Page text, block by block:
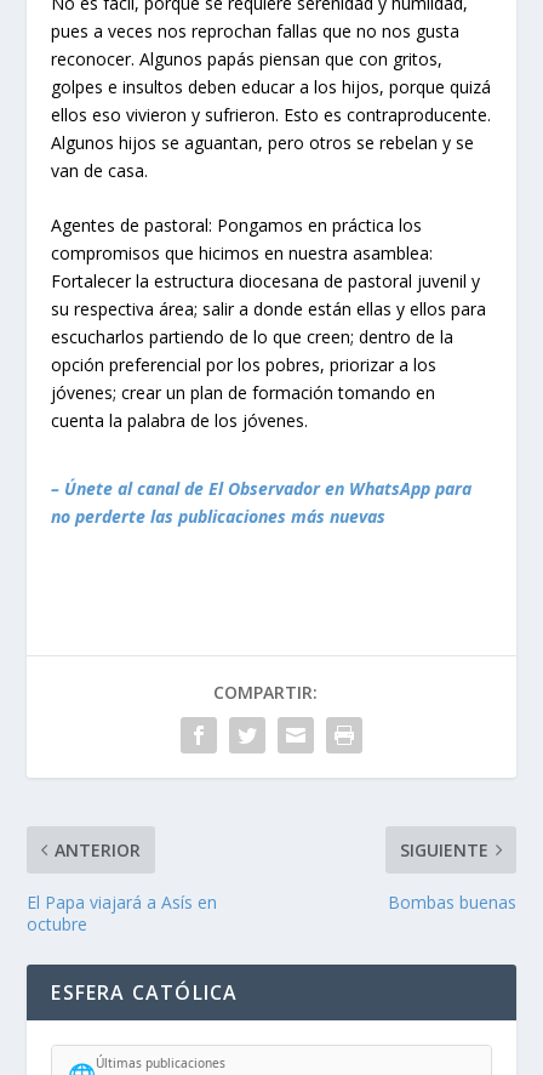
pues a veces nos reprochan fallas que no nos gusta
reconocer. Algunos papás piensan que con gritos,
golpes e insultos deben educar a los hijos, porque quizá
ellos eso vivieron y sufrieron. Esto es contraproducente.
Algunos hijos se aguantan, pero otros se rebelan y se
van de casa.
Agentes de pastoral: Pongamos en práctica los
compromisos que hicimos en nuestra asamblea:
Fortalecer la estructura diocesana de pastoral juvenil y
su respectiva área; salir a donde están ellas y ellos para
escucharlos partiendo de lo que creen; dentro de la
opción preferencial por los pobres, priorizar a los
jóvenes; crear un plan de formación tomando en
cuenta la palabra de los jóvenes.
– Únete al canal de El Observador en WhatsApp para
no perderte las publicaciones más nuevas
COMPARTIR:
ANTERIOR
El Papa viajará a Asís en
octubre
SIGUIENTE
Bombas buenas
ESFERA CATÓLICA
Últimas publicaciones